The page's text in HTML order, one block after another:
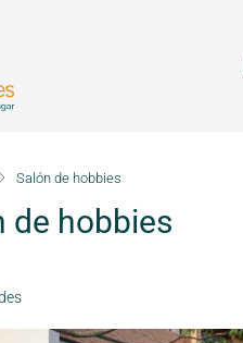
Salón de hobbies
de hobbies